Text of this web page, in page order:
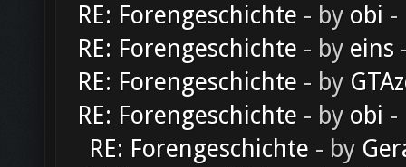
RE: Forengeschichte - by obi -
RE: Forengeschichte - by eins
RE: Forengeschichte - by
RE: Forengeschichte - by obi -
RE: Forengeschichte - by